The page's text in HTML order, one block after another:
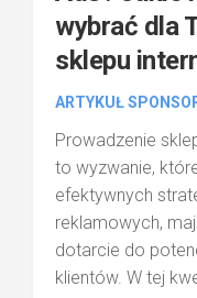
wybrać dla
sklepu
ARTYKUŁ
Prowadzenie
to wyzwanie,
efektywnych
reklamowych,
dotarcie do
klientów. W tej